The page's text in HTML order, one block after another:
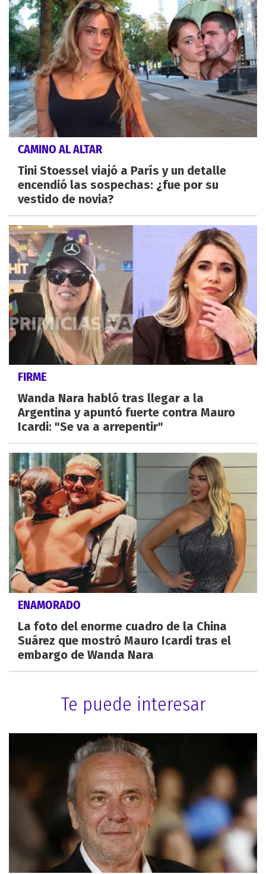
CAMINO AL ALTAR
Tini Stoessel viajó a París y un detalle
encendió las sospechas: ¿fue por su
vestido de novia?
FIRME
Wanda Nara habló tras llegar a la
Argentina y apuntó fuerte contra Mauro
Icardi: "Se va a arrepentir"
ENAMORADO
La foto del enorme cuadro de la China
Suárez que mostró Mauro Icardi tras el
embargo de Wanda Nara
Te puede interesar